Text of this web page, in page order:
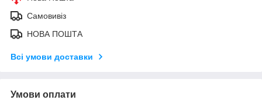
Самовивіз
НОВА ПОШТА
Всі умови доставки
Умови оплати